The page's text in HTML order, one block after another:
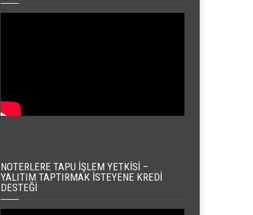
NOTERLERE TAPU İŞLEM YETKISI –
YALITIM TAPTIRMAK İSTEYENE KREDI
DESTEĞI